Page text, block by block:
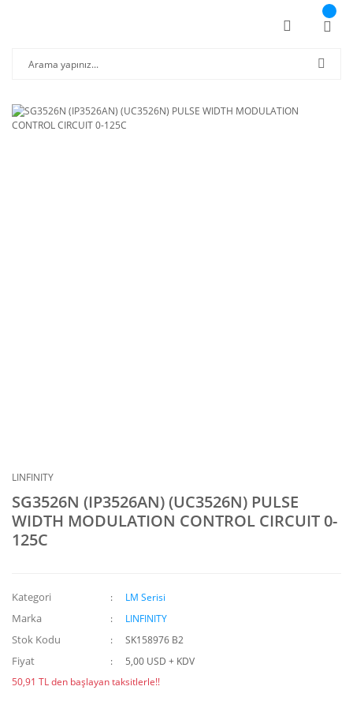
LINFINITY
SG3526N (IP3526AN) (UC3526N) PULSE
WIDTH MODULATION CONTROL CIRCUIT 0-
125C
Kategori LM Serisi
Marka LINFINITY
Stok Kodu SK158976 B2
Fiyat
5,00 USD + KDV
50,91 TL den başlayan taksitlerle!!